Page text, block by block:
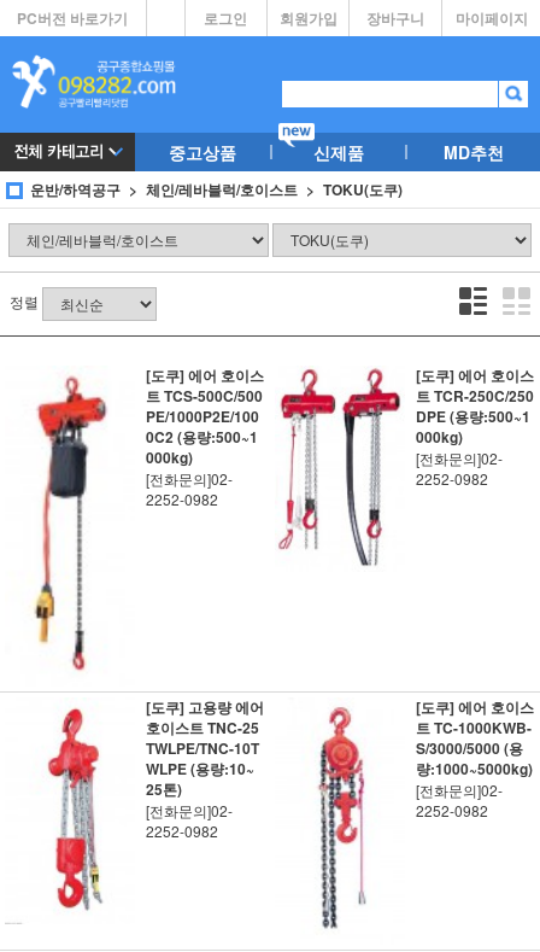
PC버전 바로가기 마이페이지
장바구니
회원가입
로그인
중고상품 신제품 MD추천
운반/하역공구 체인/레바블럭/호이스트 TOKU(도쿠)
정렬
[도쿠] 에어 호이스
트 TCS-500C/500
PE/1000P2E/100
0C2 (용량:500~1
000kg)
[전화문의]02-
2252-0982
[도쿠] 에어 호이스
트 TCR-250C/250
DPE (용량:500~1
000kg)
[전화문의]02-
2252-0982
[도쿠] 고용량 에어
호이스트 TNC-25
TWLPE/TNC-10T
WLPE (용량:10~
25톤)
[전화문의]02-
2252-0982
[도쿠] 에어 호이스
트 TC-1000KWB-
S/3000/5000 (용
량:1000~5000kg)
[전화문의]02-
2252-0982